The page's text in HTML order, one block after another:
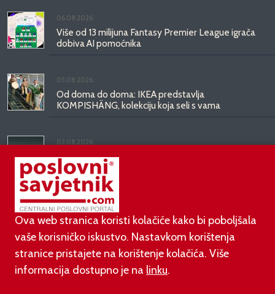
06.08.2026.
Više od 13 milijuna Fantasy Premier League igrača
dobiva AI pomoćnika
03.08.2026.
Od doma do doma: IKEA predstavlja
KOMPISHÄNG, kolekciju koja seli s vama
03.08.2026.
Kineski BYD predstavio luksuznu limuzinu veću od
Mercedesove S-klase, obećava domet do 1.000
kilometara
Ova web stranica koristi kolačiće kako bi poboljšala
vaše korisničko iskustvo. Nastavkom korištenja
stranice pristajete na korištenje kolačića. Više
informacija dostupno je na linku.